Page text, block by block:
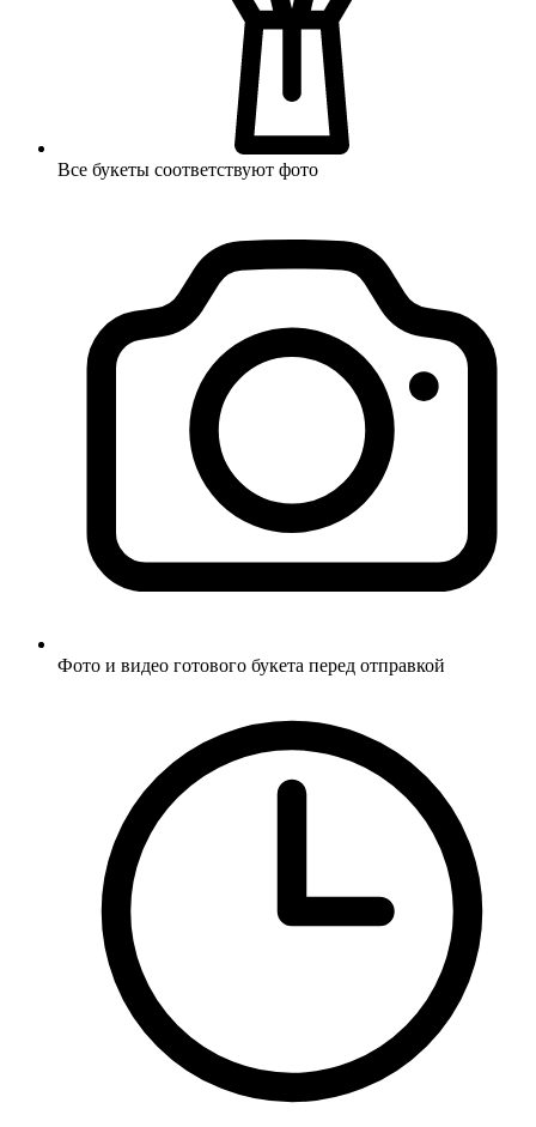
Все букеты соответствуют фото
Фото и видео готового букета перед отправкой